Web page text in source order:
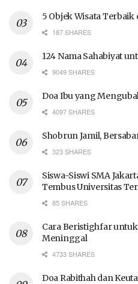
5 Objek Wisata Terbaik
187 SHARES
124 Nama Sahabiyat
9049 SHARES
Doa Ibu yang
4097 SHARES
Shobrun Jamil,
323 SHARES
Siswa-Siswi SMA
Tembus Universitas
85 SHARES
Cara Beristighfar
Meninggal
4733 SHARES
Doa Rabithah dan